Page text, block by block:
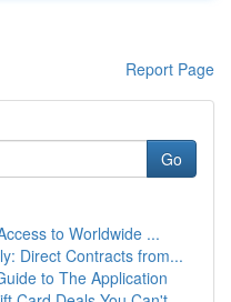
Report Page
Go
to Worldwide ...
Direct Contracts from...
to The Application